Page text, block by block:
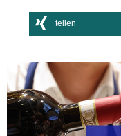
teilen